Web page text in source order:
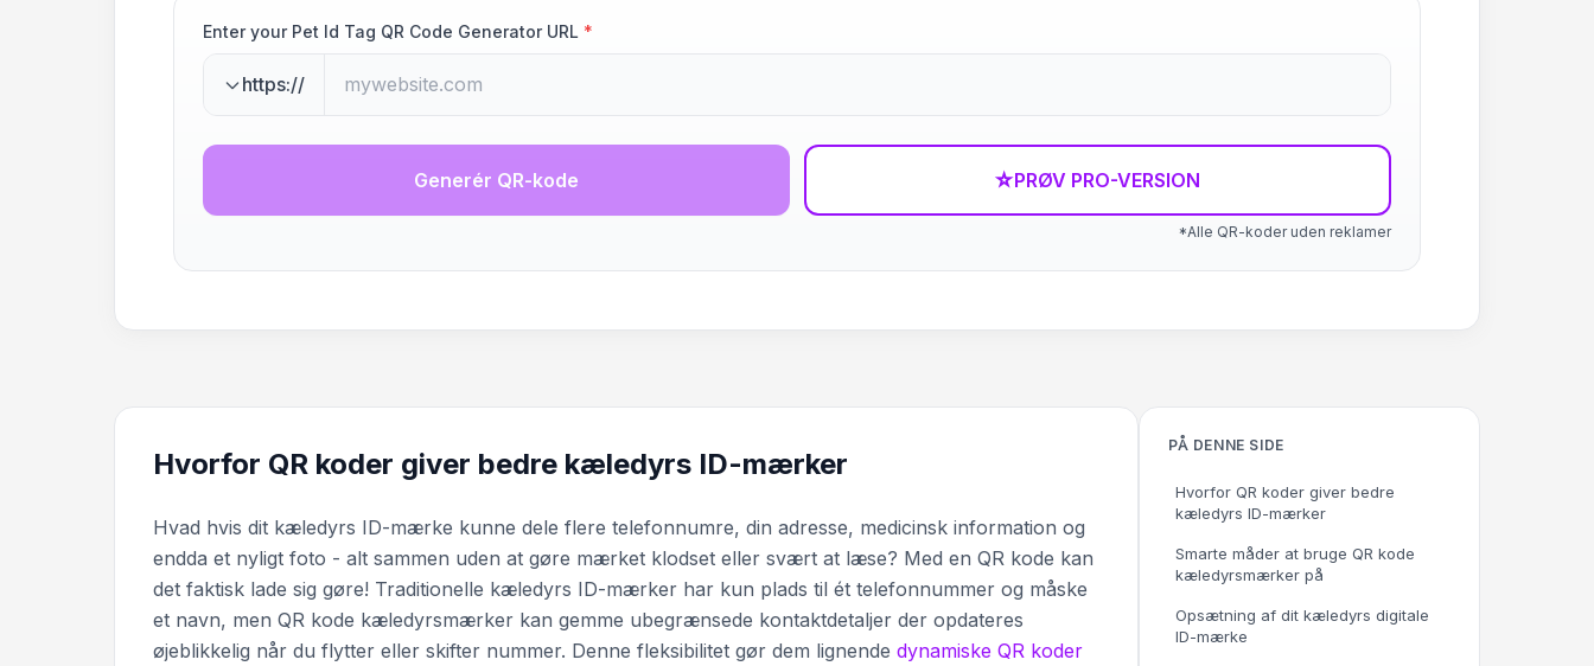
Enter your Pet Id Tag QR Code Generator URL *
https://
Generér QR-kode ☆PRØV PRO-VERSION
*Alle QR-koder uden reklamer
Hvorfor QR koder giver bedre kæledyrs ID-mærker
Hvad hvis dit kæledyrs ID-mærke kunne dele flere telefonnumre, din adresse, medicinsk information og
endda et nyligt foto - alt sammen uden at gøre mærket klodset eller svært at læse? Med en QR kode kan
det faktisk lade sig gøre! Traditionelle kæledyrs ID-mærker har kun plads til ét telefonnummer og måske
et navn, men QR kode kæledyrsmærker kan gemme ubegrænsede kontaktdetaljer der opdateres
øjeblikkelig når du flytter eller skifter nummer. Denne fleksibilitet gør dem lignende dynamiske QR koder
PÅ DENNE SIDE
Hvorfor QR koder giver bedre
kæledyrs ID-mærker
Smarte måder at bruge QR kode
kæledyrsmærker på
Opsætning af dit kæledyrs digitale
ID-mærke